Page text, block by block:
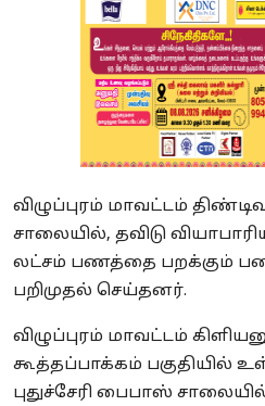
விழுப்புரம் மாவட்டம்
சாலையில், தவிடு
லட்சம் பணத்தை பறக்கும்
பறிமுதல் செய்தனர்.
விழுப்புரம் மாவட்டம்
கூத்தப்பாக்கம் பகுதியில்
புதுச்சேரி பைபாஸ்